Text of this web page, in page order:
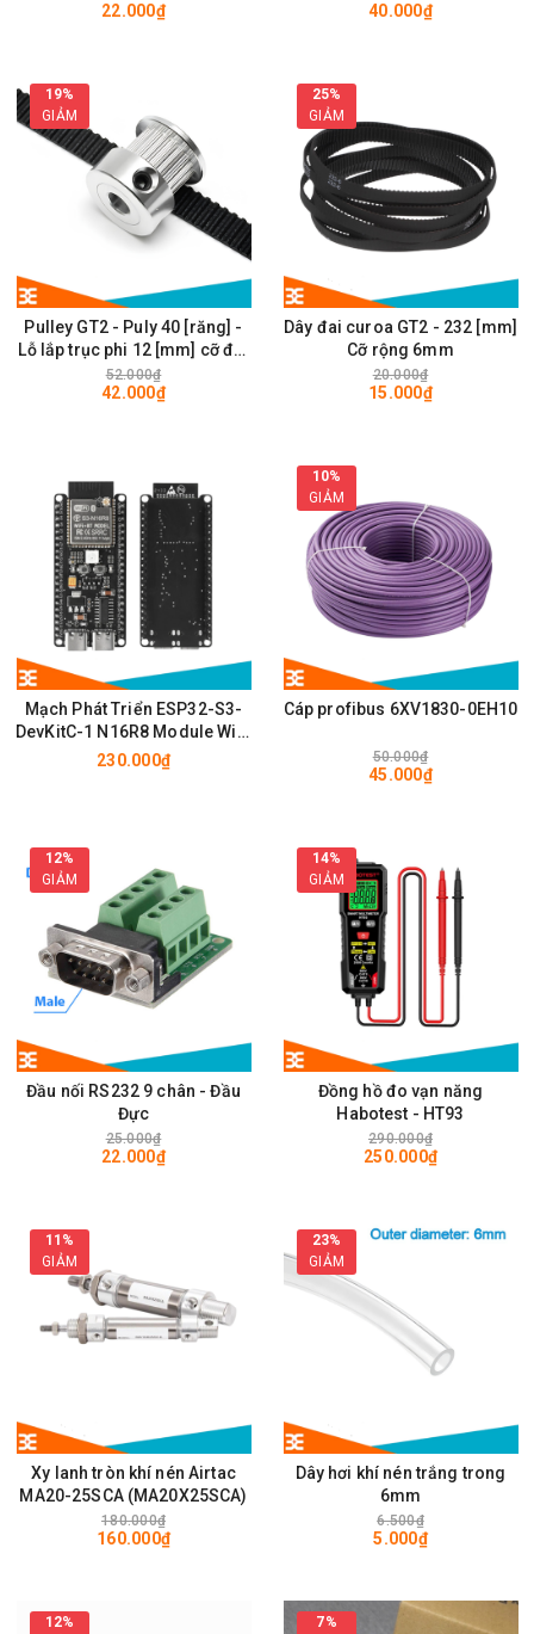
22.000₫ 28 x 28mm
40.000₫
19%
GIẢM
Pulley GT2 - Puly 40 [răng] -
Lỗ lắp trục phi 12 [mm] cỡ đai
rộng 6mm
52.000₫
42.000₫
25%
GIẢM
Dây đai curoa GT2 - 232 [mm]
Cỡ rộng 6mm
20.000₫
15.000₫
Mạch Phát Triển ESP32-S3-
DevKitC-1 N16R8 Module Wifi,
BLE có chân cắm ăng ten
230.000₫
10%
GIẢM
Cáp profibus 6XV1830-0EH10
50.000₫
45.000₫
12%
GIẢM
Đầu nối RS232 9 chân - Đầu
Đực
25.000₫
22.000₫
14%
GIẢM
Đồng hồ đo vạn năng
Habotest - HT93
290.000₫
250.000₫
11%
GIẢM
Xy lanh tròn khí nén Airtac
MA20-25SCA (MA20X25SCA)
180.000₫
160.000₫
23%
GIẢM
Dây hơi khí nén trắng trong
6mm
6.500₫
5.000₫
12%
7%